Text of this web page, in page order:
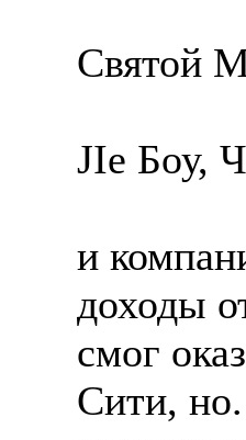
Святой
JIe Боу,
и
доходы
смог
Сити,